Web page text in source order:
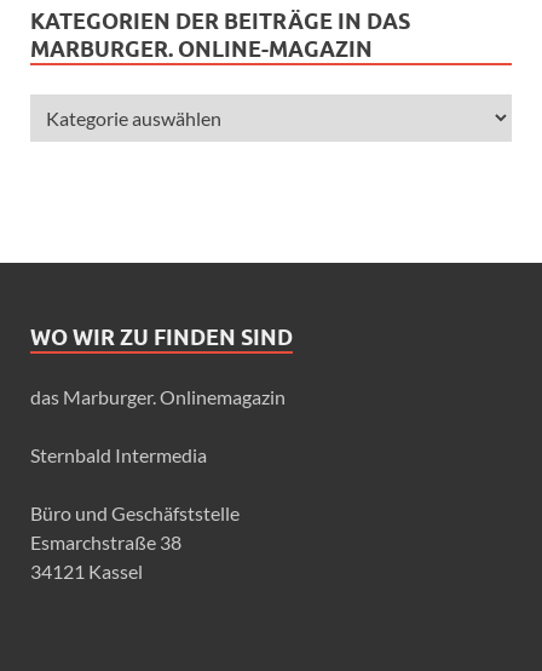
KATEGORIEN DER BEITRÄGE IN DAS
MARBURGER. ONLINE-MAGAZIN
WO WIR ZU FINDEN SIND
das Marburger. Onlinemagazin
Sternbald Intermedia
Büro und Geschäfststelle
Esmarchstraße 38
34121 Kassel